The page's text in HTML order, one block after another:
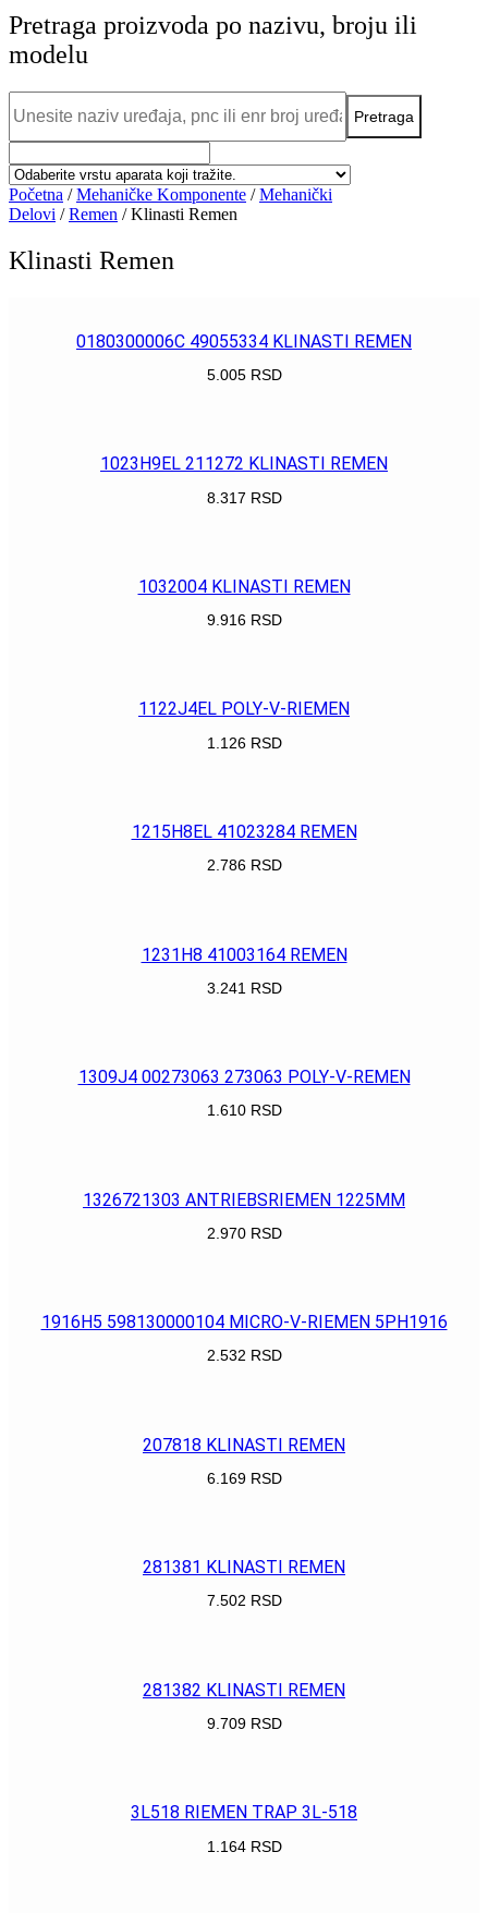
Pretraga proizvoda po nazivu, broju ili
modelu
Početna /Mehaničke Komponente /Mehanički
Delovi /Remen / Klinasti Remen
Klinasti Remen
0180300006C 49055334 KLINASTI REMEN
5.005 RSD
1023H9EL 211272 KLINASTI REMEN
8.317 RSD
1032004 KLINASTI REMEN
9.916 RSD
1122J4EL POLY-V-RIEMEN
1.126 RSD
1215H8EL 41023284 REMEN
2.786 RSD
1231H8 41003164 REMEN
3.241 RSD
1309J4 00273063 273063 POLY-V-REMEN
1.610 RSD
1326721303 ANTRIEBSRIEMEN 1225MM
2.970 RSD
1916H5 598130000104 MICRO-V-RIEMEN 5PH1916
2.532 RSD
207818 KLINASTI REMEN
6.169 RSD
281381 KLINASTI REMEN
7.502 RSD
281382 KLINASTI REMEN
9.709 RSD
3L518 RIEMEN TRAP 3L-518
1.164 RSD